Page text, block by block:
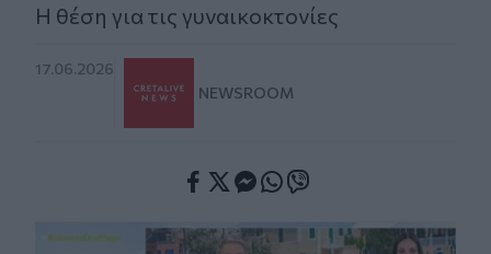
Η θέση για τις γυναικοκτονίες
17.06.2026
NEWSROOM